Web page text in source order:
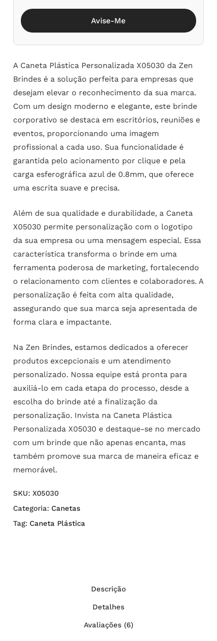
Avise-Me
A Caneta Plástica Personalizada X05030 da Zen
Brindes é a solução perfeita para empresas que
desejam elevar o reconhecimento da sua marca.
Com um design moderno e elegante, este brinde
corporativo se destaca em escritórios, reuniões e
eventos, proporcionando uma imagem
profissional a cada uso. Sua funcionalidade é
garantida pelo acionamento por clique e pela
carga esferográfica azul de 0.8mm, que oferece
uma escrita suave e precisa.
Além de sua qualidade e durabilidade, a Caneta
X05030 permite personalização com o logotipo
da sua empresa ou uma mensagem especial. Essa
característica transforma o brinde em uma
ferramenta poderosa de marketing, fortalecendo
o relacionamento com clientes e colaboradores. A
personalização é feita com alta qualidade,
assegurando que sua marca seja apresentada de
forma clara e impactante.
Na Zen Brindes, estamos dedicados a oferecer
produtos excepcionais e um atendimento
personalizado. Nossa equipe está pronta para
auxiliá-lo em cada etapa do processo, desde a
escolha do brinde até a finalização da
personalização. Invista na Caneta Plástica
Personalizada X05030 e destaque-se no mercado
com um brinde que não apenas encanta, mas
também promove sua marca de maneira eficaz e
memorável.
SKU: X05030
Categoria: Canetas
Tag: Caneta Plástica
Descrição
Detalhes
Avaliações (6)